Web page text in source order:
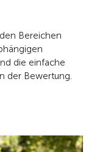
Bereichen
die einfache
der Bewertung.